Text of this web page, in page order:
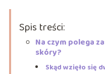
Spis treści:
Na czym polega
skóry?
Skąd wzięło się